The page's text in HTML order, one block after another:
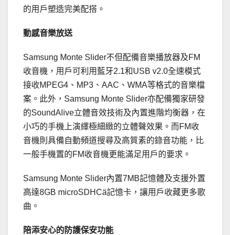
的用戶塑造完美配搭。
動感音樂放送
Samsung Monte Slider不但配備音樂播放器及FM
收音機，用戶可利用藍牙2.1和USB v2.0全速模式
接收MPEG4、MP3、AAC、WMA等格式的音樂檔
案。此外，Samsung Monte Slider亦配備獨家研發
的SoundAlive立體音效技術及內置進階均衡器，在
小巧的手機上演繹極細緻的立體聲效果。而FM收
音機則具備自動頻道搜尋及高質素的錄音功能，比
一般手機置的FM收音機更能滿足用戶的要求。
Samsung Monte Slider內置7MB記憶體及支援外置
高達8GB microSDHCä記憶卡，讓用戶收藏更多歌
曲。
陪添安心的防護保安功能